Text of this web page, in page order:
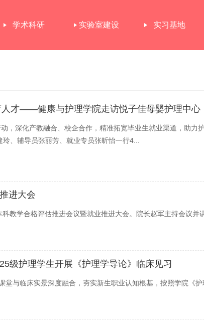
学术科研 实验室建设 实习基地
人才——健康与护理学院走访悦子佳母婴护理中心
，深化产教融合、校企合作，精准拓宽毕业生就业渠道，助
、辅导员张丽芳、就业专员张昕怡一行4...
进大会
教学合格评估推进会议暨就业推进大会。院长赵军主持会议
护理学生开展《护理学导论》临床见习
堂与临床实景深度融合，夯实新生职业认知根基，按照学院《